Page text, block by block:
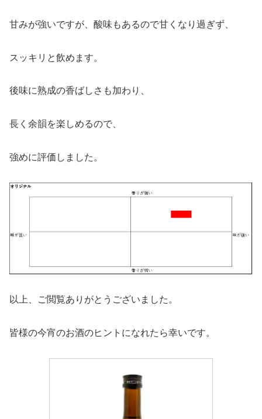
甘みが強いですが、酸味もあるので甘くなり過ぎず、
スッキリと飲めます。
後味に熟成の香ばしさも加わり、
長く余韻を楽しめるので、
強めに評価しました。
以上、ご閲覧ありがとうございました。
皆様の今宵のお酒のヒントになれたら幸いです。